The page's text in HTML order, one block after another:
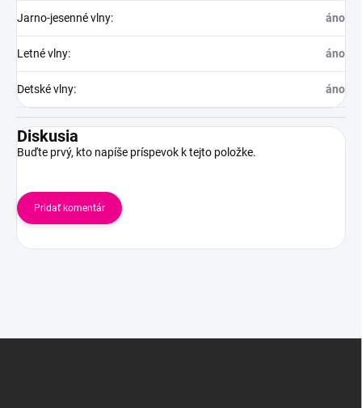
Jarno-jesenné vlny: áno
Letné vlny: áno
Detské vlny: áno
Diskusia
Buďte prvý, kto napíše príspevok k tejto položke.
Pridať komentár